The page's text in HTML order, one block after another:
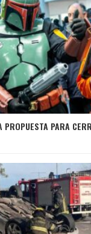
PROPUESTA PARA